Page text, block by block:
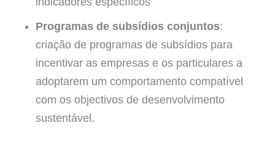
Programas de subsídios conjuntos:
criação de programas de subsídios para
incentivar as empresas e os particulares a
adoptarem um comportamento compatível
com os objectivos de desenvolvimento
sustentável.